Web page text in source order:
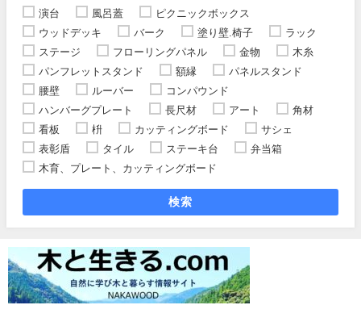
演台
風呂蓋
ピクニックボックス
ウッドデッキ
バーク 塗り壁.椅子
ラック
ステージ
フローリングパネル 金物
木糸
パンフレットスタンド
額縁
パネルスタンド
腰壁
ルーバー
コンパウンド
ハンバーグプレート
長尺材 アート
角材
看板
枡 カッティングボード
サシェ
表彰盾
タイル ステーキ台
弁当箱
木育、プレート、カッティングボード
検索